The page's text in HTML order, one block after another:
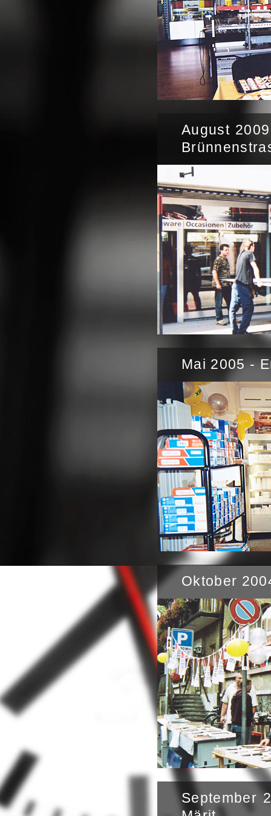
August
Mai 2005 -
Oktober
September